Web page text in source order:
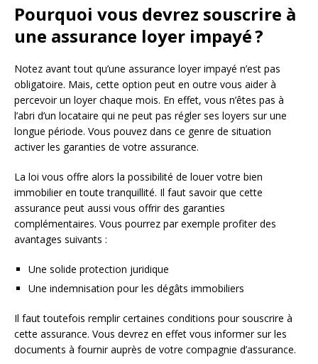
Pourquoi vous devrez souscrire à
une assurance loyer impayé ?
Notez avant tout qu’une assurance loyer impayé n’est pas
obligatoire. Mais, cette option peut en outre vous aider à
percevoir un loyer chaque mois. En effet, vous n’êtes pas à
l’abri d’un locataire qui ne peut pas régler ses loyers sur une
longue période. Vous pouvez dans ce genre de situation
activer les garanties de votre assurance.
La loi vous offre alors la possibilité de louer votre bien
immobilier en toute tranquillité. Il faut savoir que cette
assurance peut aussi vous offrir des garanties
complémentaires. Vous pourrez par exemple profiter des
avantages suivants :
Une solide protection juridique
Une indemnisation pour les dégâts immobiliers
Il faut toutefois remplir certaines conditions pour souscrire à
cette assurance. Vous devrez en effet vous informer sur les
documents à fournir auprès de votre compagnie d’assurance.